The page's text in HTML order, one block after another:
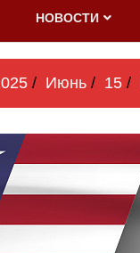
НОВОСТИ
Июнь 15